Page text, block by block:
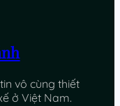
vô cùng thiết
ở Việt Nam.